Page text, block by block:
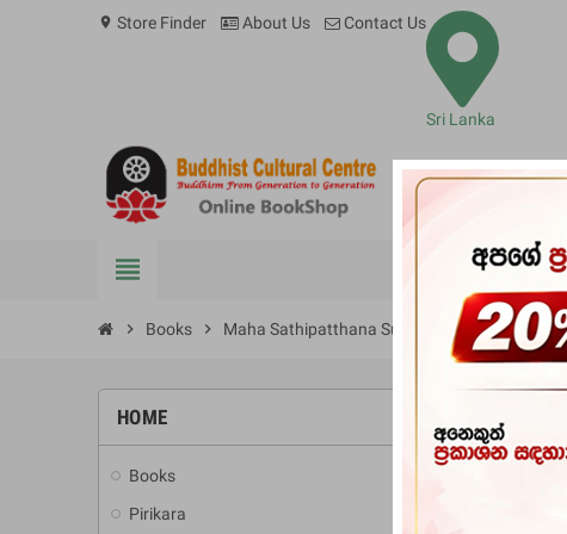
location_on Store Finder About Us Contact Us
Sri Lanka
view_headline BOOKS
chevron_right Books chevron_right Maha Sathipatthana Suthraya-Sinhala English
HOME
Books
Pirikara
-10%